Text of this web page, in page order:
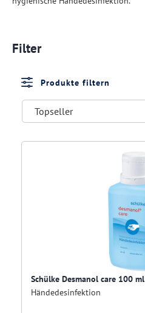
Filter
Produkte filtern
Schülke Desmanol care 100 ml
Händedesinfektion